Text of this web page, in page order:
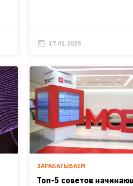
17.01.2025
ЗАРАБАТЫВАЕМ
Топ-5 советов